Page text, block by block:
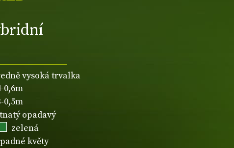
vysoká trvalka
0,6m
0,5m
opadavý
zelená
květy